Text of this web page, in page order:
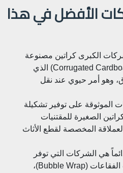
الأفضل في هذا
الكبرى كراتين مصنوعة
من الورق المقوى المضلع (Corrugated Cardboard) الذي
وهو أمر حيوي عند نقل
الموثوقة على توفير تشكيلة
الصغيرة للمقتنيات
المخصصة لقطع الأثاث
هي الشركات التي توفر
"منظومة تغليف" تشمل رولات الفقاعات (Bubble Wrap)،